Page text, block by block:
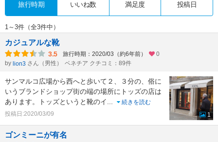
旅行時期 いいね数 満足度 投稿日
1～3件（全3件中）
カジュアルな靴
3.5 旅行時期：2020/03（約6年前）
0
by lion3 さん（男性） ベネチア クチコミ：89件
サンマルコ広場から西へと歩いて２、３分の、俗に
いうブランドショップ街の端の場所にトッズの店は
あります。トッズというと靴のイ...
続きを読む
投稿日:2020/03/09
1
ゴンミーニが有名